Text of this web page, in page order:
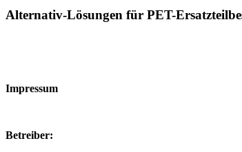
Alternativ-Lösungen für PET-
Impressum
Betreiber: